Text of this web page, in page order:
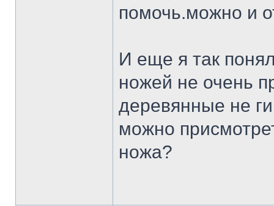
помочь.можно и
И еще я так
ножей не очень
деревянные не
можно
ножа?